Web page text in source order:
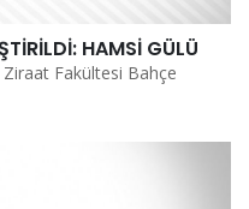
HAMSİ GÜLÜ
Fakültesi Bahçe